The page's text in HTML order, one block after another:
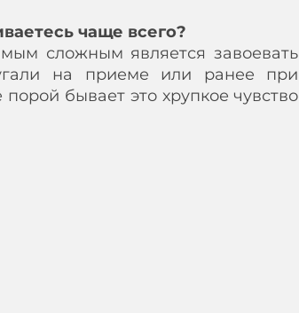
чаще всего?
сложным является завоевать
на приеме или ранее при
бывает это хрупкое чувство